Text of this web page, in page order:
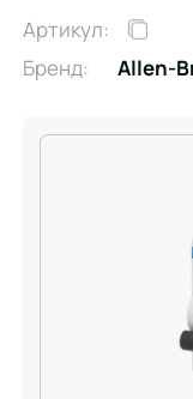
Артикул:
Бренд:
Allen-